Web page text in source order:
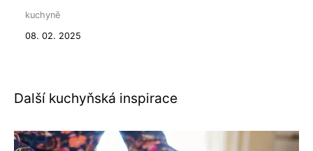
kuchyně
08. 02. 2025
Další kuchyňská inspirace